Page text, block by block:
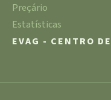
Preçário
Estatísticas
EVAG - CENTRO